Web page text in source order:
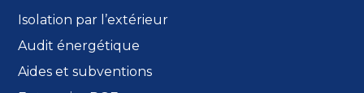
Isolation par l’extérieur
Audit énergétique
Aides et subventions